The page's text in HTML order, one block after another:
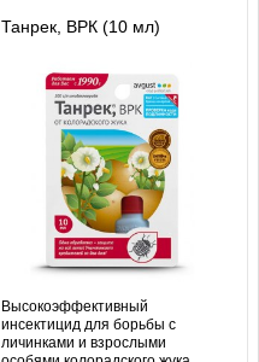
Танрек, ВРК (10 мл)
Высокоэффективный
инсектицид для борьбы с
личинками и взрослыми